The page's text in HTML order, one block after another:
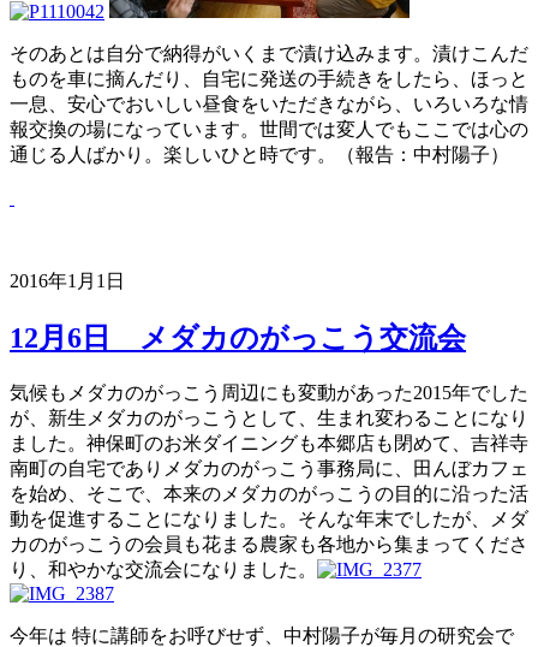
そのあとは自分で納得がいくまで漬け込みます。漬けこんだ
ものを車に摘んだり、自宅に発送の手続きをしたら、ほっと
一息、安心でおいしい昼食をいただきながら、いろいろな情
報交換の場になっています。世間では変人でもここでは心の
通じる人ばかり。楽しいひと時です。（報告：中村陽子）
2016年1月1日
12月6日 メダカのがっこう交流会
気候もメダカのがっこう周辺にも変動があった2015年でした
が、新生メダカのがっこうとして、生まれ変わることになり
ました。神保町のお米ダイニングも本郷店も閉めて、吉祥寺
南町の自宅でありメダカのがっこう事務局に、田んぼカフェ
を始め、そこで、本来のメダカのがっこうの目的に沿った活
動を促進することになりました。そんな年末でしたが、メダ
カのがっこうの会員も花まる農家も各地から集まってくださ
り、和やかな交流会になりました。
今年は 特に講師をお呼びせず、中村陽子が毎月の研究会で